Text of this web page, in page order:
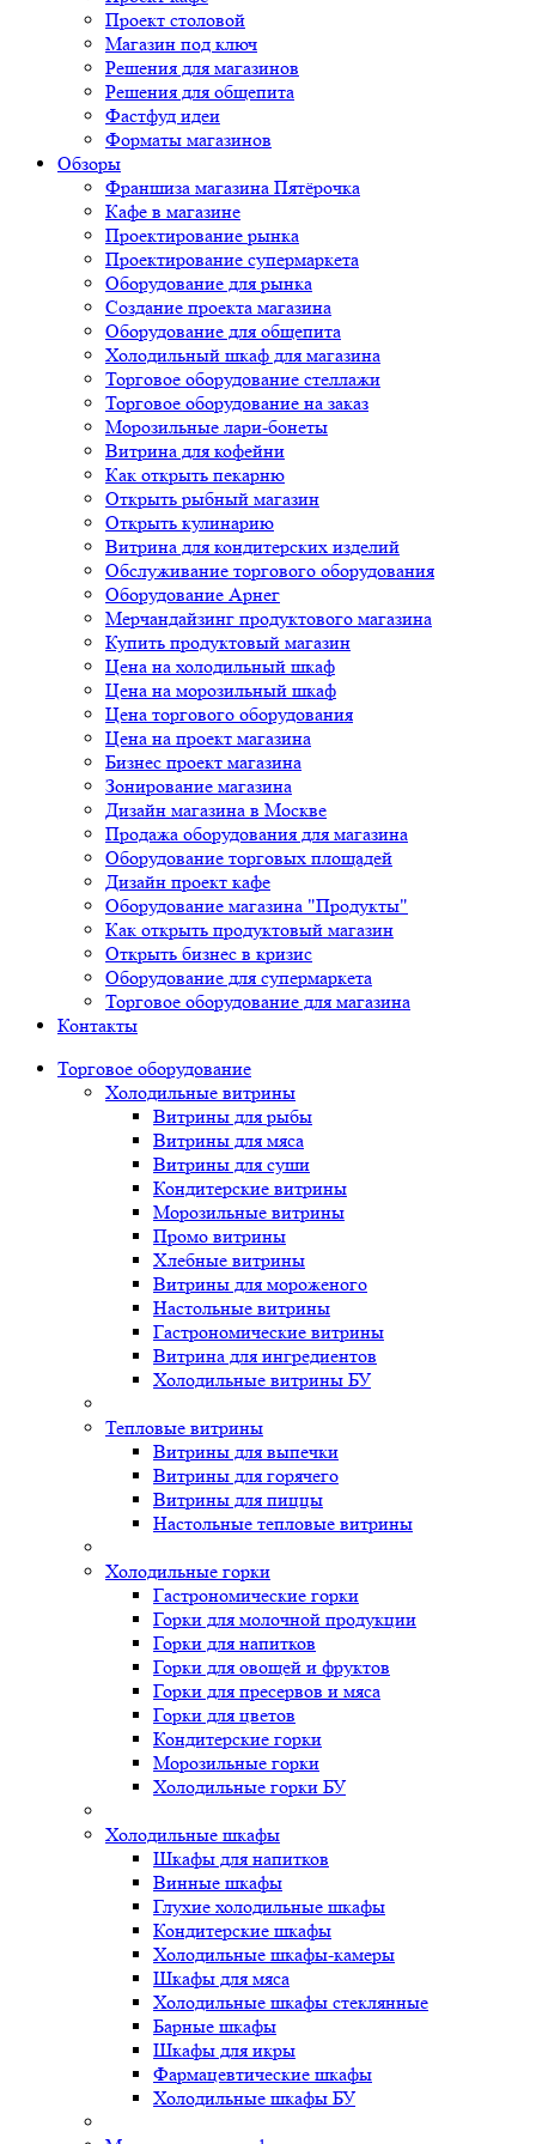
Проект столовой
Магазин под ключ
Решения для магазинов
Решения для общепита
Фастфуд идеи
Форматы магазинов
Обзоры
Франшиза магазина Пятёрочка
Кафе в магазине
Проектирование рынка
Проектирование супермаркета
Оборудование для рынка
Создание проекта магазина
Оборудование для общепита
Холодильный шкаф для магазина
Торговое оборудование стеллажи
Торговое оборудование на заказ
Морозильные лари-бонеты
Витрина для кофейни
Как открыть пекарню
Открыть рыбный магазин
Открыть кулинарию
Витрина для кондитерских изделий
Обслуживание торгового оборудования
Оборудование Арнег
Мерчандайзинг продуктового магазина
Купить продуктовый магазин
Цена на холодильный шкаф
Цена на морозильный шкаф
Цена торгового оборудования
Цена на проект магазина
Бизнес проект магазина
Зонирование магазина
Дизайн магазина в Москве
Продажа оборудования для магазина
Оборудование торговых площадей
Дизайн проект кафе
Оборудование магазина "Продукты"
Как открыть продуктовый магазин
Открыть бизнес в кризис
Оборудование для супермаркета
Торговое оборудование для магазина
Контакты
Торговое оборудованиe
Холодильные витрины
Витрины для рыбы
Витрины для мяса
Витрины для суши
Кондитерские витрины
Морозильные витрины
Промо витрины
Хлебные витрины
Витрины для мороженого
Настольные витрины
Гастрономические витрины
Витрина для ингредиентов
Холодильные витрины БУ
Тепловые витрины
Витрины для выпечки
Витрины для горячего
Витрины для пиццы
Настольные тепловые витрины
Холодильные горки
Гастрономические горки
Горки для молочной продукции
Горки для напитков
Горки для овощей и фруктов
Горки для пресервов и мяса
Горки для цветов
Кондитерские горки
Морозильные горки
Холодильные горки БУ
Холодильные шкафы
Шкафы для напитков
Винные шкафы
Глухие холодильные шкафы
Кондитерские шкафы
Холодильные шкафы-камеры
Шкафы для мяса
Холодильные шкафы стеклянные
Барные шкафы
Шкафы для икры
Фармацевтические шкафы
Холодильные шкафы БУ